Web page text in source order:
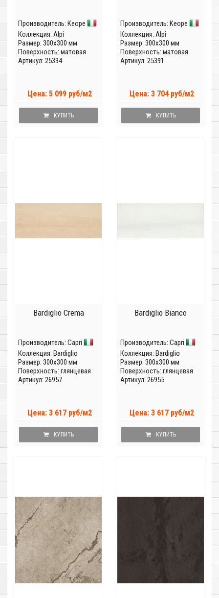
Производитель: Keope
Коллекция: Alpi
Размер: 300x300 мм
Поверхность: матовая
Артикул: 25394
Цена: 5 099 руб/м2
КУПИТЬ
Производитель: Keope
Коллекция: Alpi
Размер: 300x300 мм
Поверхность: матовая
Артикул: 25391
Цена: 3 704 руб/м2
КУПИТЬ
Bardiglio Crema
Производитель: Capri
Коллекция: Bardiglio
Размер: 300x300 мм
Поверхность: глянцевая
Артикул: 26957
Цена: 3 617 руб/м2
КУПИТЬ
Bardiglio Bianco
Производитель: Capri
Коллекция: Bardiglio
Размер: 300x300 мм
Поверхность: глянцевая
Артикул: 26955
Цена: 3 617 руб/м2
КУПИТЬ